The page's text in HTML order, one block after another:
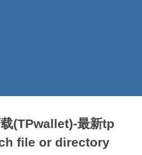
(TPwallet)-最新tp
file or directory